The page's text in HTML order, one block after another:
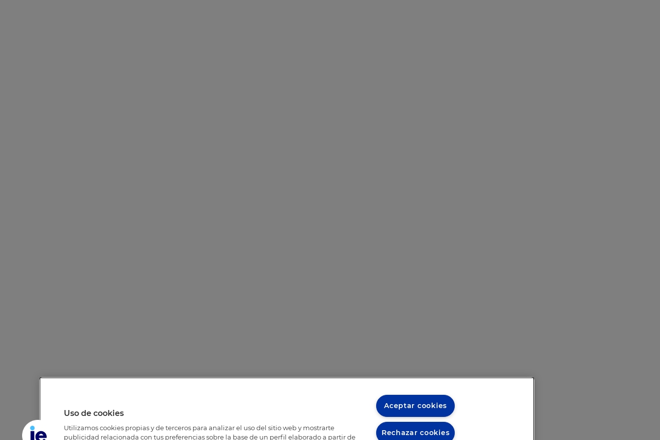
Uso de cookies
Utilizamos cookies propias y de terceros para analizar el uso del sitio web y mostrarte
publicidad relacionada con tus preferencias sobre la base de un perfil elaborado a partir de
Aceptar cookies
Rechazar cookies